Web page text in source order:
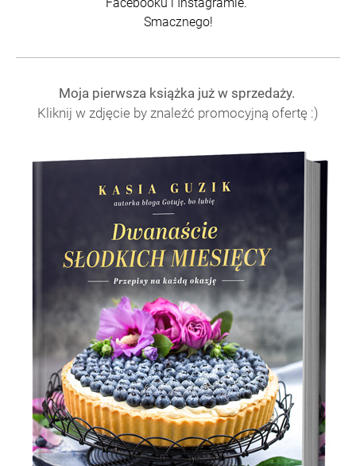
Smacznego!
Moja pierwsza książka już w sprzedaży.
Kliknij w zdjęcie by znaleźć promocyjną ofertę :)